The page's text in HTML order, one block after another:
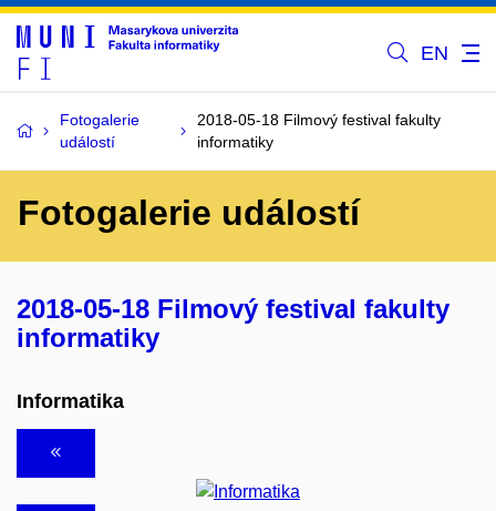
EN
Fotogalerie
událostí
2018-05-18 Filmový festival fakulty
informatiky
Fotogalerie událostí
2018-05-18 Filmový festival fakulty
informatiky
Informatika